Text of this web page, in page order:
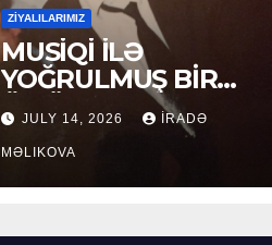
ZİYALILARIMIZ
MUSİQİ İLƏ
YOĞRULMUŞ BİR
ÖMÜR
JULY 14, 2026 İRADƏ
MƏLIKOVA